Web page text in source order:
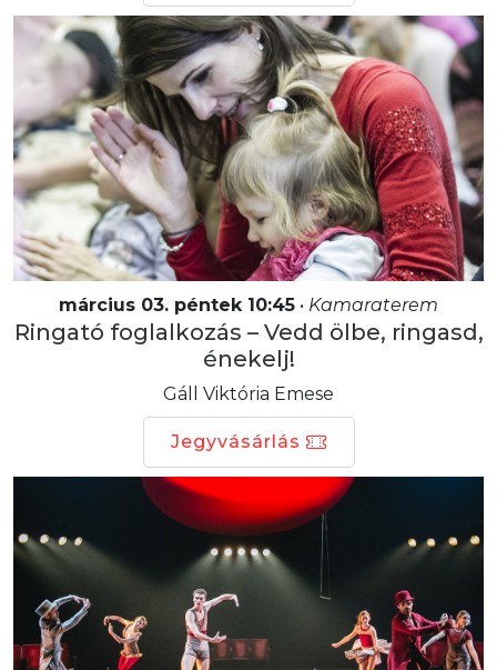
március 03. péntek 10:45 • Kamaraterem
Ringató foglalkozás – Vedd ölbe, ringasd,
énekelj!
Gáll Viktória Emese
Jegyvásárlás